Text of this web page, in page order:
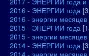
2016 - ЭНЕРГИИ года
2016 - энергии месяцев
2015 - ЭНЕРГИИ года
2015 - энергии месяцев
2014 - ЭНЕРГИИ года
2014 - энергии месяцев